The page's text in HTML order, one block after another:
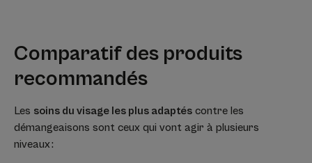
Comparatif des produits
recommandés
Les soins du visage les plus adaptés contre les
démangeaisons sont ceux qui vont agir à plusieurs
niveaux :